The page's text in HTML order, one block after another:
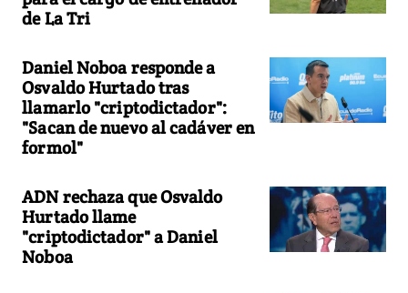
de La Tri
Daniel Noboa responde a
Osvaldo Hurtado tras
llamarlo "criptodictador":
"Sacan de nuevo al cadáver en
formol"
ADN rechaza que Osvaldo
Hurtado llame
"criptodictador" a Daniel
Noboa